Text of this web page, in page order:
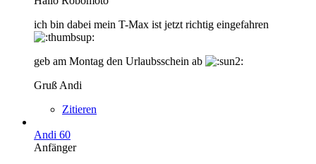
ich bin dabei mein T-Max ist jetzt richtig eingefahren
geb am Montag den Urlaubsschein ab
Gruß Andi
Zitieren
Andi 60
Anfänger